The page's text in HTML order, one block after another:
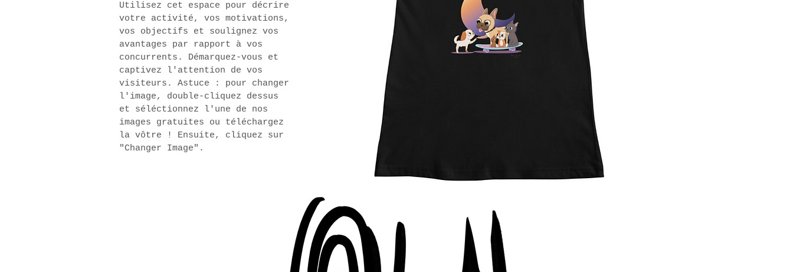
Utilisez cet espace pour décrire
votre activité, vos motivations,
vos objectifs et soulignez vos
avantages par rapport à vos
concurrents. Démarquez-vous et
captivez l'attention de vos
visiteurs. Astuce : pour changer
l'image, double-cliquez dessus
et séléctionnez l'une de nos
images gratuites ou téléchargez
la vôtre ! Ensuite, cliquez sur
"Changer Image".